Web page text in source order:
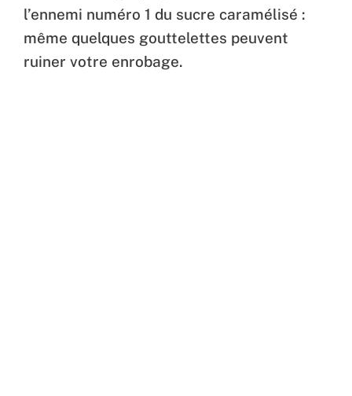
l’ennemi numéro 1 du sucre caramélisé :
même quelques gouttelettes peuvent
ruiner votre enrobage.